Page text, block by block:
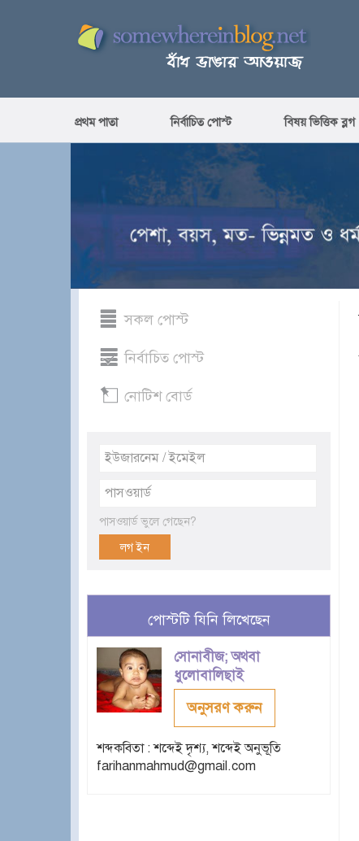
প্রথম পাতা নির্বাচিত পোস্ট বিষয় ভিত্তিক ব্লগ
সকল পোস্ট
নির্বাচিত পোস্ট
নোটিশ বোর্ড
পাসওয়ার্ড ভুলে গেছেন?
পোস্টটি যিনি লিখেছেন
সোনাবীজ; অথবা
ধুলোবালিছাই
অনুসরণ করুন
শব্দকবিতা : শব্দেই দৃশ্য, শব্দেই অনুভূতি
farihanmahmud@gmail.com